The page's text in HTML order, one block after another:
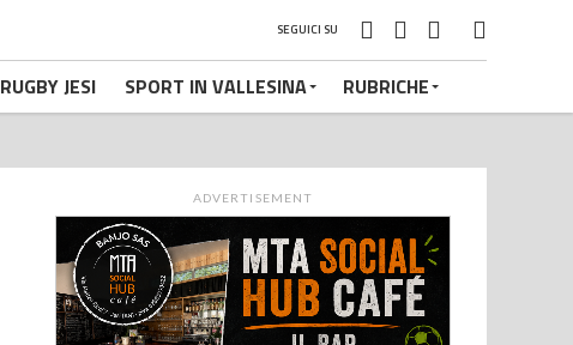
SEGUICI SU
RUGBY JESI SPORT IN VALLESINA RUBRICHE
ADVERTISEMENT